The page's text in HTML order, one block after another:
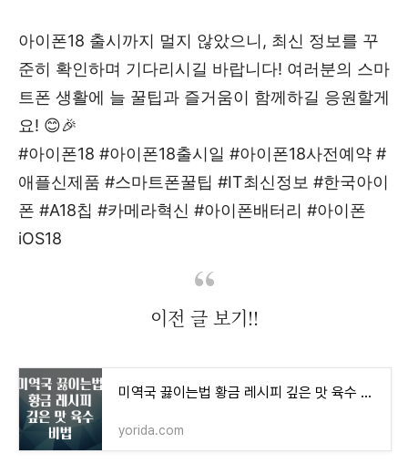
아이폰18 출시까지 멀지 않았으니, 최신 정보를 꾸
준히 확인하며 기다리시길 바랍니다! 여러분의 스마
트폰 생활에 늘 꿀팁과 즐거움이 함께하길 응원할게
요! 😊🎉
#아이폰18 #아이폰18출시일 #아이폰18사전예약 #
애플신제품 #스마트폰꿀팁 #IT최신정보 #한국아이
폰 #A18칩 #카메라혁신 #아이폰배터리 #아이폰
iOS18
이전 글 보기!!
미역국 끓이는법 황금 레시피 깊은 맛 육수 비법
yorida.com